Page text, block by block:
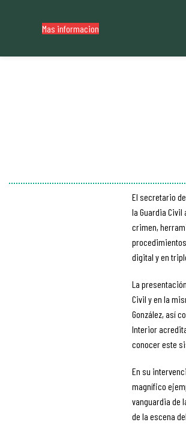
Mas informacion
El secretario
la Guardia
crimen,
digital y en
La
Civil y en la
González, así
Interior
conocer este
En su
magnífico
vanguardia de
de la escena